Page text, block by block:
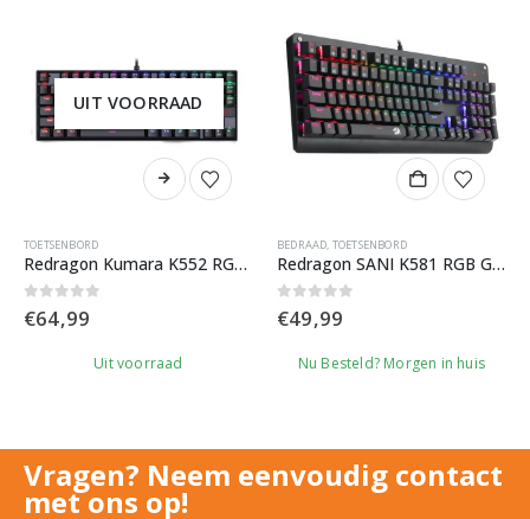
UIT VOORRAAD
TOETSENBORD
Redragon Kumara K552 RGB Gaming Toetsenbord
0out of 5
€64,99
Uit voorraad
BEDRAAD, TOETSENBORD
Redragon SANI K581 RGB Gaming Toetsenbord
0out of 5
49,99
Vragen? Neem eenvoudig contact
met ons op!